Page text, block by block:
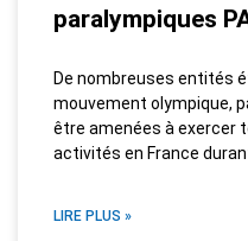
paralympiques
De nombreuses entités
mouvement olympique,
être amenées à exercer
activités en France
LIRE PLUS »